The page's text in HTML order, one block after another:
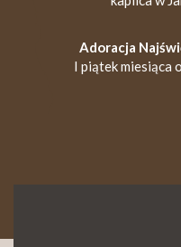
Adoracja
I piątek miesiąca
Czynna od poniedziałku do